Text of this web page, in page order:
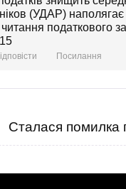
Посилання
Сталася помилка